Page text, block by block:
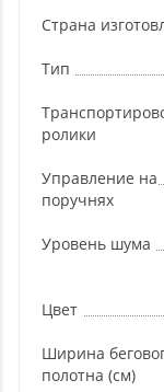
Страна
Тип
ролики
Управление на
поручнях
Уровень шума
Цвет
Ширина
полотна (см)